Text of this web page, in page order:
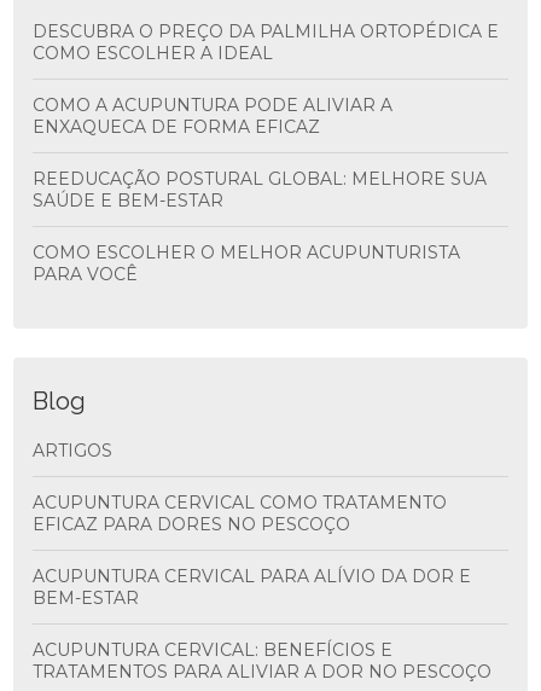
DESCUBRA O PREÇO DA PALMILHA ORTOPÉDICA E
COMO ESCOLHER A IDEAL
COMO A ACUPUNTURA PODE ALIVIAR A
ENXAQUECA DE FORMA EFICAZ
REEDUCAÇÃO POSTURAL GLOBAL: MELHORE SUA
SAÚDE E BEM-ESTAR
COMO ESCOLHER O MELHOR ACUPUNTURISTA
PARA VOCÊ
Blog
ARTIGOS
ACUPUNTURA CERVICAL COMO TRATAMENTO
EFICAZ PARA DORES NO PESCOÇO
ACUPUNTURA CERVICAL PARA ALÍVIO DA DOR E
BEM-ESTAR
ACUPUNTURA CERVICAL: BENEFÍCIOS E
TRATAMENTOS PARA ALIVIAR A DOR NO PESCOÇO